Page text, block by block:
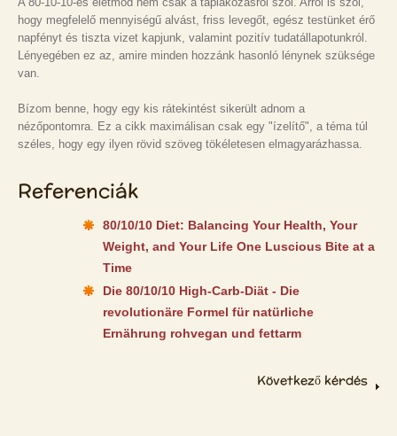
hogy megfelelő mennyiségű alvást, friss levegőt, egész testünket érő
napfényt és tiszta vizet kapjunk, valamint pozitív tudatállapotunkról.
Lényegében ez az, amire minden hozzánk hasonló lénynek szüksége
van.
Bízom benne, hogy egy kis rátekintést sikerült adnom a
nézőpontomra. Ez a cikk maximálisan csak egy "ízelítő", a téma túl
széles, hogy egy ilyen rövid szöveg tökéletesen elmagyarázhassa.
Referenciák
80/10/10 Diet: Balancing Your Health, Your
Weight, and Your Life One Luscious Bite at a
Time
Die 80/10/10 High-Carb-Diät - Die
revolutionäre Formel für natürliche
Ernährung rohvegan und fettarm
Következő kérdés